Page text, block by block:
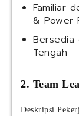
Familiar
& Power
Bersedia
Tengah
2. Team
Deskripsi